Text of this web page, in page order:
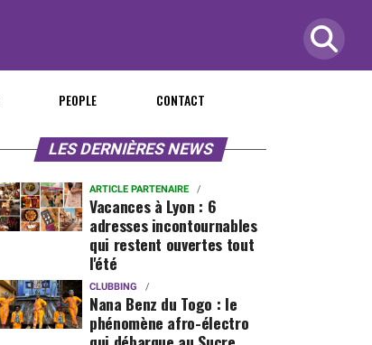
PEOPLE CONTACT
LES DERNIÈRES NEWS
ARTICLE PARTENAIRE
Vacances à Lyon : 6
adresses incontournables
qui restent ouvertes tout
l'été
CLUBBING
Nana Benz du Togo : le
phénomène afro-électro